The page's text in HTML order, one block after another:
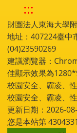
:::
財團法人東海大學
地址：407224臺中
(04)23590269
建議瀏覽器：
佳顯示效果為
校園安全、霸凌、
校園安全、霸凌、
更新日期：2026-
您是本站第